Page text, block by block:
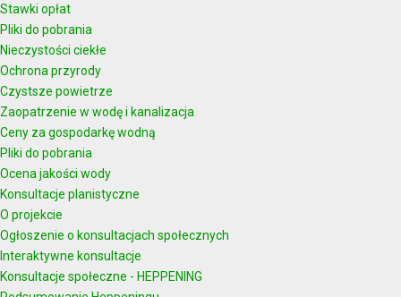
Stawki opłat
Pliki do pobrania
Nieczystości ciekłe
Ochrona przyrody
Czystsze powietrze
Zaopatrzenie w wodę i kanalizacja
Ceny za gospodarkę wodną
Pliki do pobrania
Ocena jakości wody
Konsultacje planistyczne
O projekcie
Ogłoszenie o konsultacjach społecznych
Interaktywne konsultacje
Konsultacje społeczne - HEPPENING